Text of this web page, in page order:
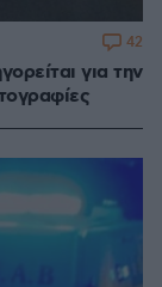
για την
42